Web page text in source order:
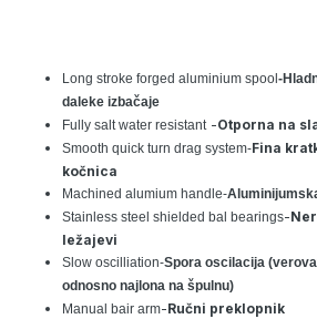
Long stroke forged aluminium spool -
daleke izbačaje
Fully salt water resistant-Otporna na
Smooth quick turn drag system-Fina
kočnica
Machined alumium handle-
Stainless steel shielded bal bearings-
ležajevi
Slow oscilliation-Spora oscilacija
odnosno najlona na špulnu)
Manual bair arm-Ručni preklopnik